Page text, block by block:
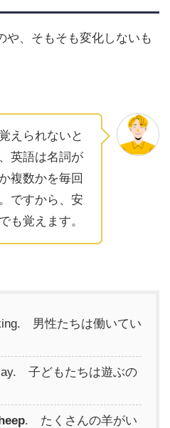
や、そもそも変化しないも
えられないと
英語は名詞が
複数かを毎回
ですから、安
も覚えます。
男性たちは働いてい
子どもたちは遊ぶの
. たくさんの羊がい